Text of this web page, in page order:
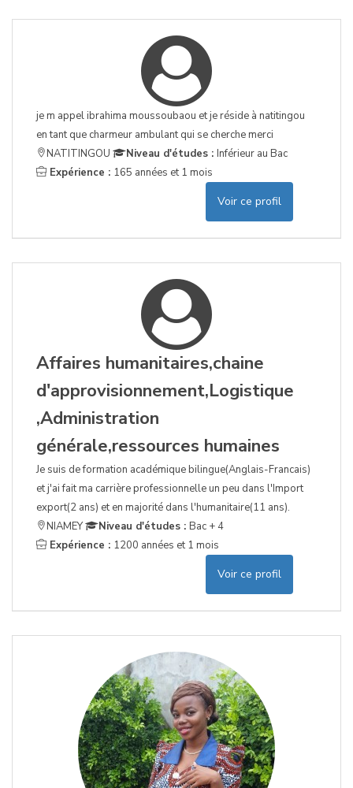
je m appel ibrahima moussoubaou et je réside à natitingou
en tant que charmeur ambulant qui se cherche merci
NATITINGOU
Niveau d'études : Inférieur au Bac
Expérience : 165 années et 1 mois
Voir ce profil
Affaires humanitaires,chaine
d'approvisionnement,Logistique
,Administration
générale,ressources humaines
Je suis de formation académique bilingue(Anglais-Francais)
et j'ai fait ma carrière professionnelle un peu dans l'Import
export(2 ans) et en majorité dans l'humanitaire(11 ans).
NIAMEY
Niveau d'études : Bac + 4
Expérience : 1200 années et 1 mois
Voir ce profil